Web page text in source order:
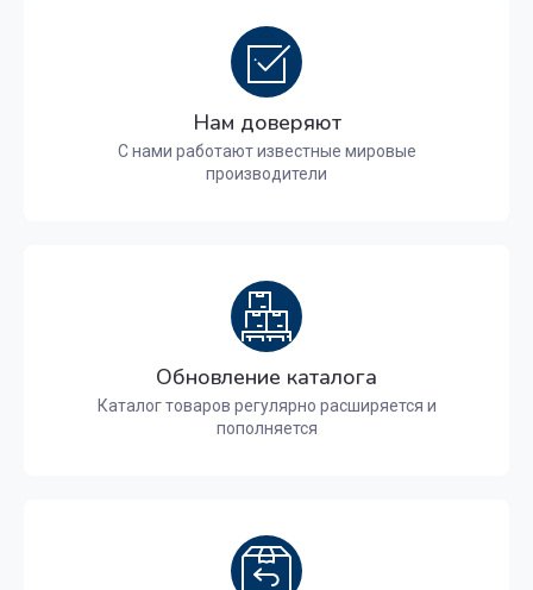
Нам доверяют
С нами работают известные мировые
производители
Обновление каталога
Каталог товаров регулярно расширяется и
пополняется